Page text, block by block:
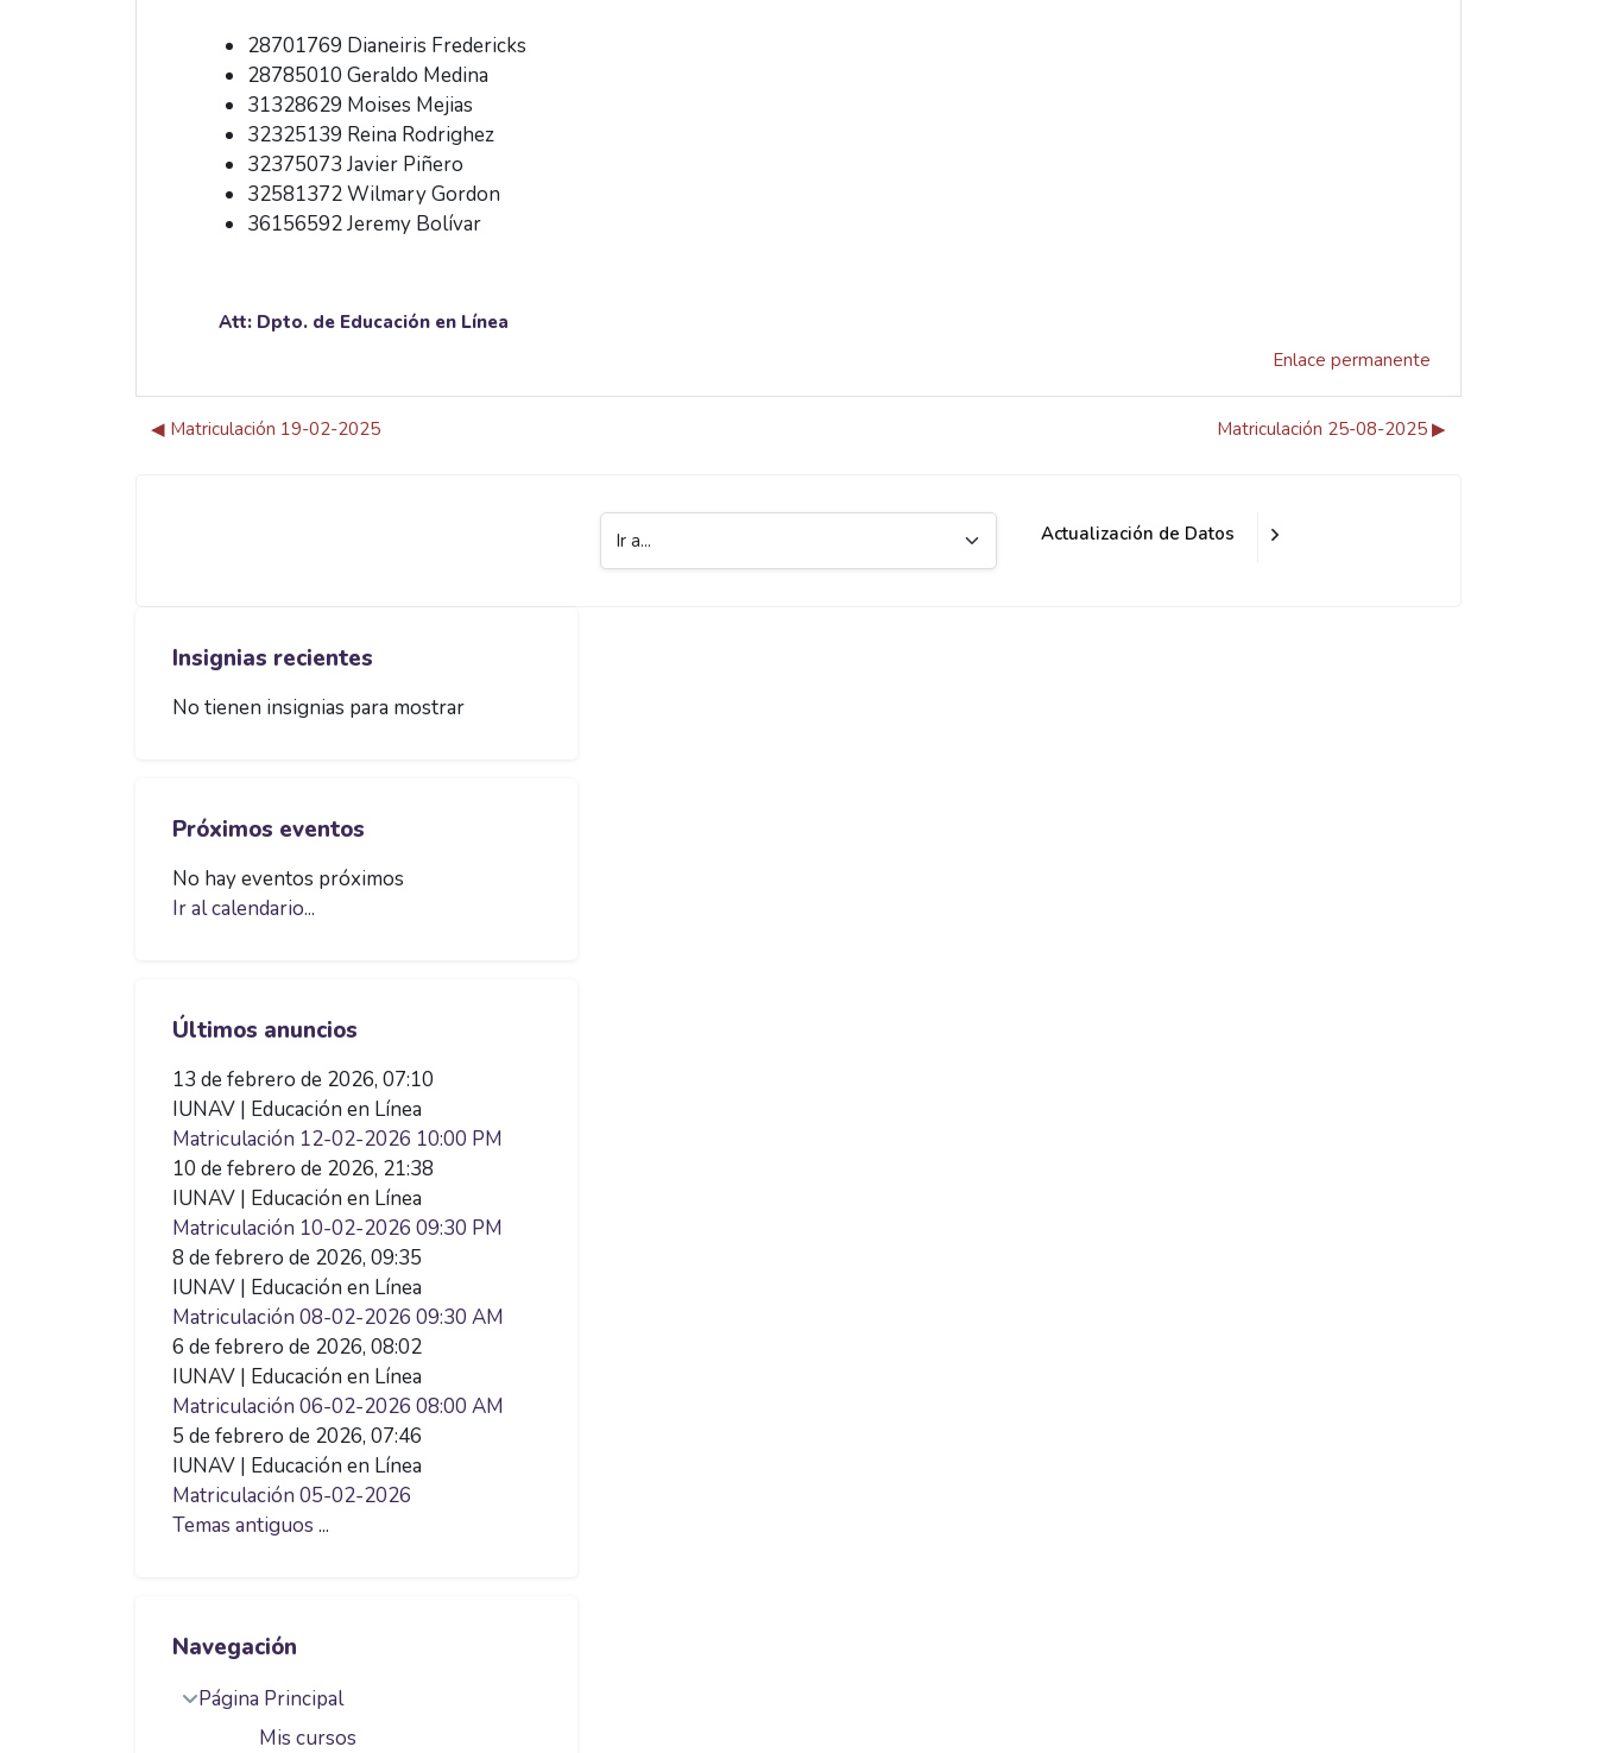
28701769 Dianeiris Fredericks
28785010 Geraldo Medina
31328629 Moises Mejias
32325139 Reina Rodrighez
32375073 Javier Piñero
32581372 Wilmary Gordon
36156592 Jeremy Bolívar
Att: Dpto. de Educación en Línea
Enlace permanente
◀︎ Matriculación 19-02-2025 Matriculación 25-08-2025 ▶︎
Ir a...
Actualización de Datos
Insignias recientes
No tienen insignias para mostrar
Próximos eventos
No hay eventos próximos
Ir al calendario...
Últimos anuncios
13 de febrero de 2026, 07:10
IUNAV | Educación en Línea
Matriculación 12-02-2026 10:00 PM
10 de febrero de 2026, 21:38
IUNAV | Educación en Línea
Matriculación 10-02-2026 09:30 PM
8 de febrero de 2026, 09:35
IUNAV | Educación en Línea
Matriculación 08-02-2026 09:30 AM
6 de febrero de 2026, 08:02
IUNAV | Educación en Línea
Matriculación 06-02-2026 08:00 AM
5 de febrero de 2026, 07:46
IUNAV | Educación en Línea
Matriculación 05-02-2026
Temas antiguos ...
Navegación
Página Principal
Mis cursos